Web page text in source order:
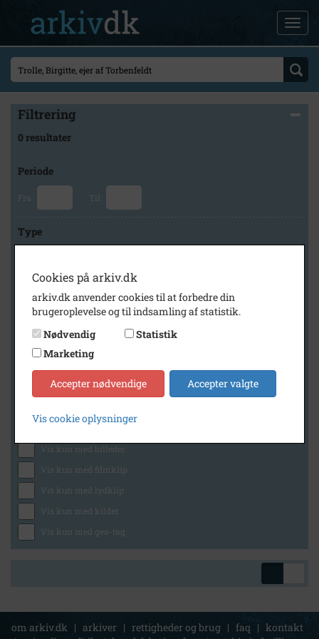
Filtrering
0 resultater
Periode
Fra Til
Type
Arkiv
Holbæk Arkiverne/Jyderup
Generelt
Vis kun med billeder
Vis kun med filmklip
Vis kun med lydklip
Vis kun med kilder
Vis kun med geo-tag
om arkiv.dk | arkiver | rettigheder og brug | faq | kontakt
Cookies på arkiv.dk
arkiv.dk anvender cookies til at forbedre din
brugeroplevelse og til indsamling af statistik.
Nødvendig
Statistik
Marketing
Accepter nødvendige Accepter valgte
Vis cookie oplysninger